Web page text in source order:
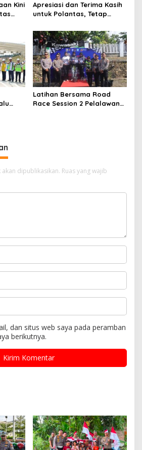
Kini
Apresiasi dan Terima Kasih
untuk Polantas, Tetap
Guyuran Hujan
Latihan Bersama Road
Race Session 2 Pelalawan
dipublikasikan. Ruas yang wajib
dan situs web saya pada peramban
berikutnya.